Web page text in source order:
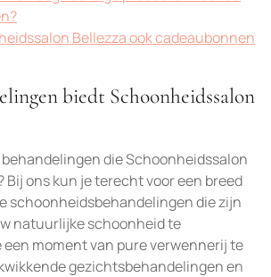
Bellezza ook cadeaubonnen
biedt Schoonheidssalon
die Schoonheidssalon
Bij ons kun je terecht voor een breed
schoonheidsbehandelingen die zijn
natuurlijke schoonheid te
moment van pure verwennerij te
gezichtsbehandelingen en